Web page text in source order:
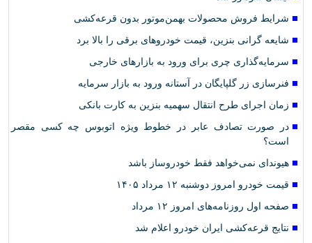
شرایط فروش محصولات بهمن‌موتور بدون قرعه‌کشی
شایعه گرانی بنزین، قیمت خودروهای برقی را بالا برد
سرمایه‌گذاری چری برای ورود به بازارهای خارجی
فنرسازی زر گلپایگان در آستانه ورود به بازار سرمایه
زمان اجرای طرح انتقال سهمیه بنزین به کارت بانکی
در صورت تصادف عابر در خطوط ویژه اتوبوس چه کسی مقصر
است؟
هیوندای نمی‌خواهد فقط خودروساز باشد
قیمت خودرو امروز دوشنبه ۱۲ مرداد ۱۴۰۵
صفحه اول روزنامه‌های امروز ۱۲ مرداد
نتایج قرعه‌کشی ایران خودرو اعلام شد